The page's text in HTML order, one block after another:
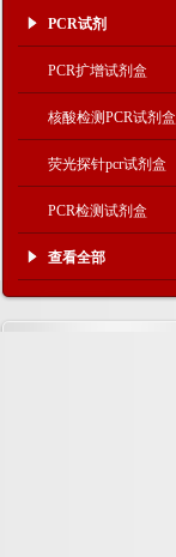
PCR试剂
PCR扩增试剂盒
核酸检测PCR试剂盒
荧光探针pcr试剂盒
PCR检测试剂盒
查看全部